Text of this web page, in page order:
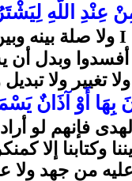
عِنْدِ اللَّهِ
I ولا صلة بينه
وبدل أن
تغيير ولا
أَوْ آذَانٌ
فإنهم لو
وكتابنا
من جهد ولا